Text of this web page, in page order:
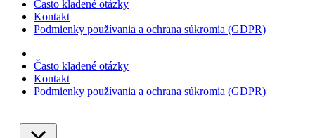
Často kladené otázky
Kontakt
Podmienky používania a ochrana súkromia (GDPR)
Často kladené otázky
Kontakt
Podmienky používania a ochrana súkromia (GDPR)